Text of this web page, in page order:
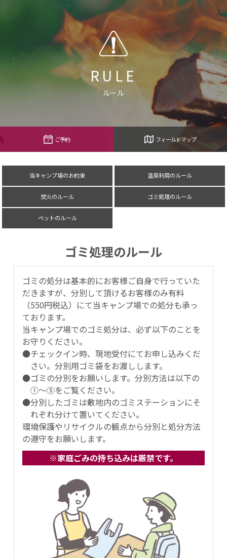
RULE
ルール
ご予約 フィールドマップ
当キャンプ場のお約束 温泉利用のルール
焚火のルール ゴミ処理のルール
ペットのルール
ゴミ処理のルール
ゴミの処分は基本的にお客様ご自身で行っていた
だきますが、 分別して頂けるお客様のみ有料
（550円税込）にて当キャンプ場での処分も承っ
ております。
当キャンプ場でのゴミ処分は、必ず以下のことを
お守りください。
●チェックイン時、現地受付にてお申し込みくだ
さい。分別用ゴミ袋をお渡しします。
●ゴミの分別をお願いします。分別方法は以下の
①～⑤をご覧ください。
●分別したゴミは敷地内のゴミステーションにそ
れぞれ分けて置いてください。
環境保護やリサイクルの観点から分別と処分方法
の遵守をお願いします。
※家庭ごみの持ち込みは厳禁です。